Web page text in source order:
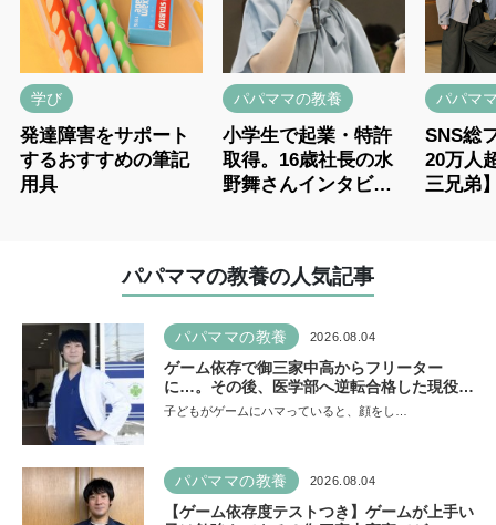
学び
発達障害をサポート
するおすすめの筆記
用具
パパママの教養
小学生で起業・特許
取得。16歳社長の水
野舞さんインタビュ
パパマ
SNS総
20万人
三兄弟
パパママの教養の人気記事
パパママの教養 2026.08.04
ゲーム依存で御三家中高からフリーター
に…。その後、医学部へ逆転合格した現役医
師が断言「ゲームの経験が受験勉強に役立っ
子どもがゲームにハマっていると、顔をし…
パパママの教養 2026.08.04
【ゲーム依存度テストつき】ゲームが上手い